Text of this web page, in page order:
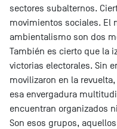
sectores subalternos.
movimientos sociales. El
ambientalismo son dos
También es cierto que la
victorias electorales. Sin
movilizaron en la
esa envergadura
encuentran organizados
Son esos grupos,